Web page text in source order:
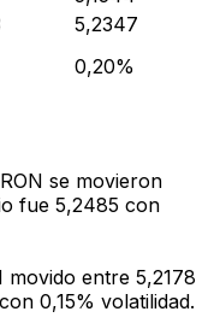
5,2347
0,20%
se movieron
fue 5,2485 con
movido entre 5,2178
0,15% volatilidad.